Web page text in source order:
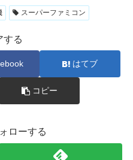
スーパーファミコン
する
はてブ
コピー
ローする